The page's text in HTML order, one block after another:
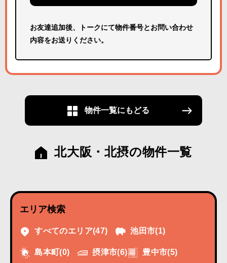
お友達追加後、トークにて物件番号とお問い合わせ
内容をお送りください。
物件一覧にもどる
北大阪・北摂の物件一覧
エリア検索
すべてのエリア(47) 池田市(1)
島本町(0) 摂津市(6) 豊中市(5)